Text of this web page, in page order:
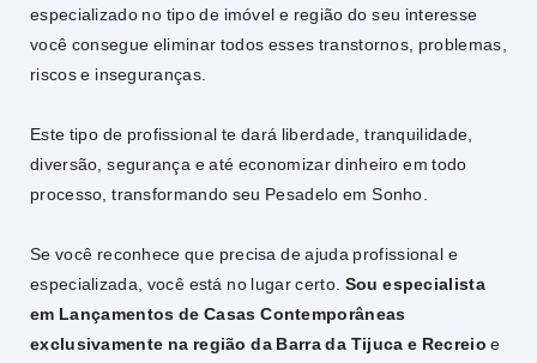
especializado no tipo de imóvel e região do seu interesse
você consegue eliminar todos esses transtornos, problemas,
riscos e inseguranças.
Este tipo de profissional te dará liberdade, tranquilidade,
diversão, segurança e até economizar dinheiro em todo
processo, transformando seu Pesadelo em Sonho.
Se você reconhece que precisa de ajuda profissional e
especializada, você está no lugar certo. Sou especialista
em Lançamentos de Casas Contemporâneas
exclusivamente na região da Barra da Tijuca e Recreioe